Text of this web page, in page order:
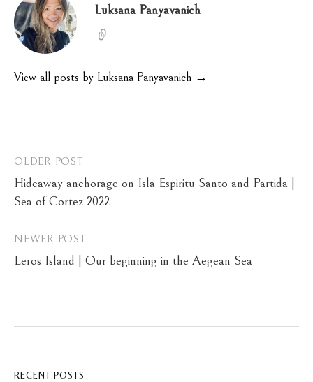
Luksana Panyavanich
View all posts by Luksana Panyavanich →
Post
navigation
OLDER POST
Hideaway anchorage on Isla Espiritu Santo and Partida |
Sea of Cortez 2022
NEWER POST
Leros Island | Our beginning in the Aegean Sea
RECENT POSTS